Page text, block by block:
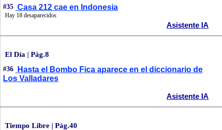
#35 Casa 212 cae en Indonesia
Hay 18 desaparecidos
Asistente IA
El Día | Pág.8
#36
Hasta el Bombo Fica aparece en el diccionario de
Los Valladares
Asistente IA
Tiempo Libre | Pág.40